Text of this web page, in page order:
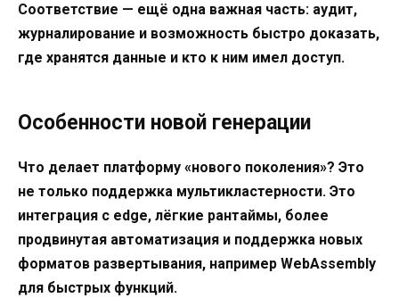
Соответствие — ещё одна важная часть: аудит,
журналирование и возможность быстро доказать,
где хранятся данные и кто к ним имел доступ.
Особенности новой генерации
Что делает платформу «нового поколения»? Это
не только поддержка мультикластерности. Это
интеграция с edge, лёгкие рантаймы, более
продвинутая автоматизация и поддержка новых
форматов развертывания, например WebAssembly
для быстрых функций.